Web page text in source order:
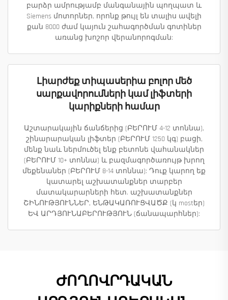
բարձր ամրությամբ մանգանային պողպատ և
Siemens մոտորներ, որոնք թույլ են տալիս ավելի
քան 8000 ժամ կայուն շահագործման գոտիներ
առանց խոշոր վերանորոգման:
Լիարժեք տիպասերիա բոլոր մեծ
սարքավորումների կամ լիֆտերի
կարիքների համար
Աշտարակային ճանճերից (ԲԵՐՈՒՄ 4-12 տոննա),
շինարարական լիֆտեր (ԲԵՐՈՒՄ 1250 կգ) բացի,
մենք նաև ներմուծել ենք բետոնե վահանակներ
(ԲԵՐՈՒՄ 10+ տոննա) և բազմագործառույթ խրող
մեքենաներ (ԲԵՐՈՒՄ 8-14 տոննա): Դուք կարող եք
կատարել աշխատանքներ տարբեր
մատակարարների հետ. աշխատանքներ
ՇԻՆՈՒԹՅՈՒՆՆԵՐ, ԵՆԹԱԿԱՌՈՒՑՎԱԾՔ (կ mostեր)
ԵՎ ԱՐԴՅՈՒՆԱԲԵՐՈՒԹՅՈՒՆ (ճանապարհներ):
ԺՈՂՈՎՐԴԱԿԱՆ